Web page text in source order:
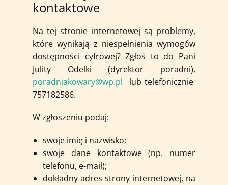
kontaktowe
Na tej stronie internetowej są problemy,
które wynikają z niespełnienia wymogów
dostępności cyfrowej? Zgłoś to do Pani
Julity Odelki (dyrektor poradni),
poradniakowary@wp.pl lub telefonicznie
757182586.
W zgłoszeniu podaj:
swoje imię i nazwisko;
swoje dane kontaktowe (np. numer
telefonu, e-mail);
dokładny adres strony internetowej, na